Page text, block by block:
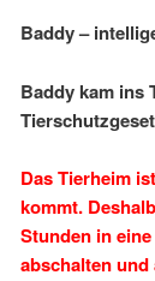
Baddy –
Baddy kam ins
Das Tierheim
kommt.
Stunden in
abschalten